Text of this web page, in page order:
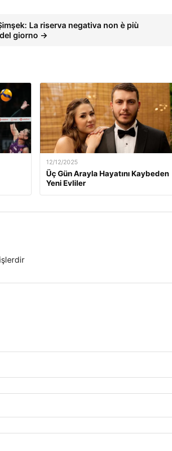
La riserva negativa non è più
giorno →
12/12/2025
Üç Gün Arayla Hayatını Kaybeden
Yeni Evliler